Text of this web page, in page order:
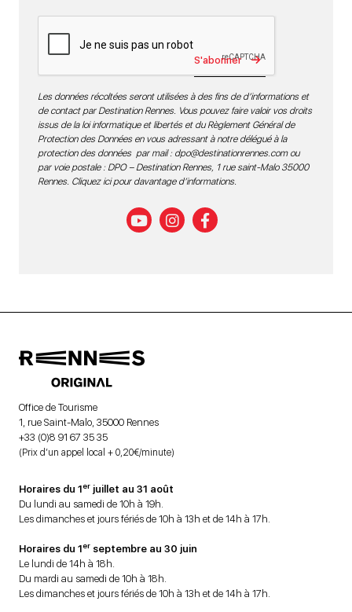
S'abonner
Les données récoltées seront utilisées à des fins de d’informations et
de contact par Destination Rennes. Vous pouvez faire valoir vos droits
issus de la loi informatique et libertés et du Règlement Général de
Protection des Données en vous adressant à notre délégué à la
protection des données par mail : dpo@destinationrennes.comou
par voie postale : DPO – Destination Rennes, 1 rue saint-Malo 35000
Rennes. Cliquez ici pour davantage d’informations.
Office de Tourisme
1, rue Saint-Malo, 35000 Rennes
+33 (0)8 91 67 35 35
(Prix d’un appel local + 0,20€/minute)
Horaires du 1er juillet au 31 août
Du lundi au samedi de 10h à 19h.
Les dimanches et jours fériés de 10h à 13h et de 14h à 17h.
Horaires du 1er septembre au 30 juin
Le lundi de 14h à 18h.
Du mardi au samedi de 10h à 18h.
Les dimanches et jours fériés de 10h à 13h et de 14h à 17h.